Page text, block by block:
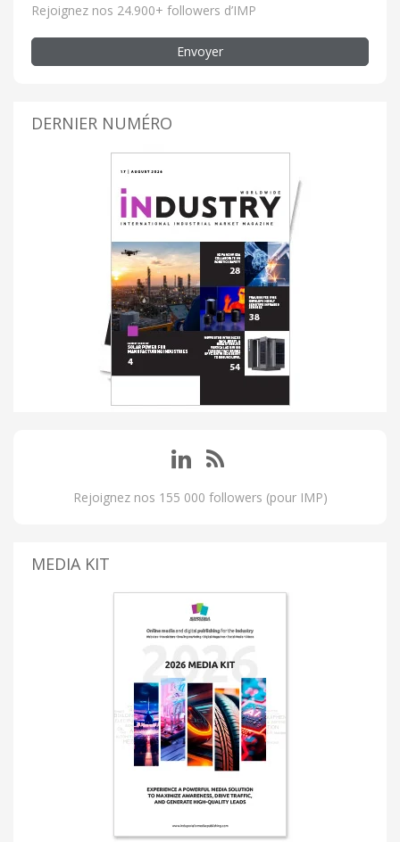
Rejoignez nos 24.900+ followers d’IMP
Envoyer
DERNIER NUMÉRO
Rejoignez nos 155 000 followers (pour IMP)
MEDIA KIT